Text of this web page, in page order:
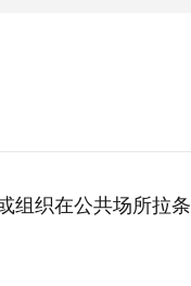
组织在公共场所拉条